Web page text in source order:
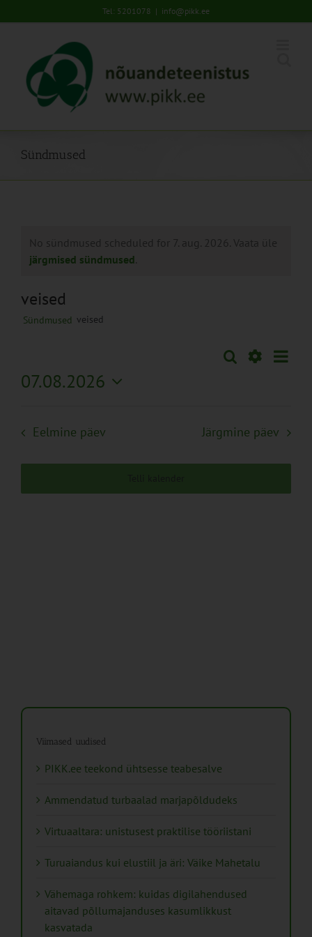
to
Tel: 5201078 | info@pikk.ee
Sündmused
No sündmused scheduled for 7. aug. 2026. Vaata üle
järgmised sündmused
veised
Sündmused veised
Sündmused
Navigation
Otsi Päev
07.08.2026
Eelmine päev Järgmine päev
Viimased uudised
PIKK.ee teekond ühtsesse teabesalve
Ammendatud turbaalad marjapõldudeks
Virtuaaltara: unistusest praktilise tööriistani
Turuaiandus kui elustiil ja äri: Väike Mahetalu
Vähemaga rohkem: kuidas digilahendused
aitavad põllumajanduses kasumlikkust
kasvatada